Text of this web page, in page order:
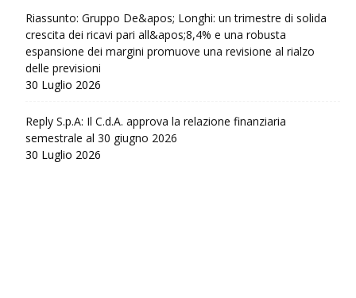
Riassunto: Gruppo De&apos; Longhi: un trimestre di solida
crescita dei ricavi pari all&apos;8,4% e una robusta
espansione dei margini promuove una revisione al rialzo
delle previsioni
30 Luglio 2026
Reply S.p.A: Il C.d.A. approva la relazione finanziaria
semestrale al 30 giugno 2026
30 Luglio 2026